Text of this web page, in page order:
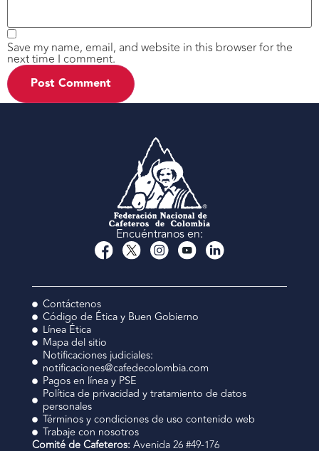
Save my name, email, and website in this browser for the
next time I comment.
Encuéntranos en:
Contáctenos
Código de Ética y Buen Gobierno
Línea Ética
Mapa del sitio
Notificaciones judiciales:
notificaciones@cafedecolombia.com
Pagos en línea y PSE
Política de privacidad y tratamiento de datos
personales
Términos y condiciones de uso contenido web
Trabaje con nosotros
Comité de Cafeteros: Avenida 26 #49-176